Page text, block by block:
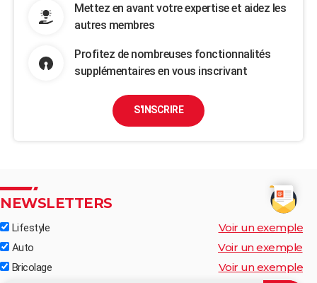
Mettez en avant votre expertise et aidez les
autres membres
Profitez de nombreuses fonctionnalités
supplémentaires en vous inscrivant
S'INSCRIRE
NEWSLETTERS
Lifestyle Voir un exemple
Auto Voir un exemple
Bricolage Voir un exemple